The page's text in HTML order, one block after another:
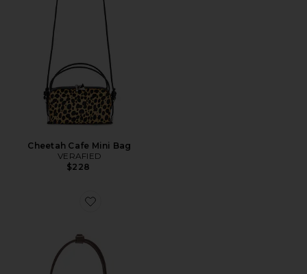
Cheetah Cafe Mini Bag
VERAFIED
$228
Favorite Mini Chrystie Bag